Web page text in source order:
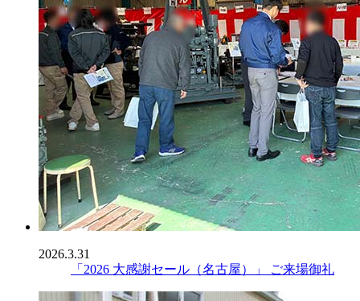
2026.3.31
「2026 大感謝セール（名古屋）」 ご来場御礼